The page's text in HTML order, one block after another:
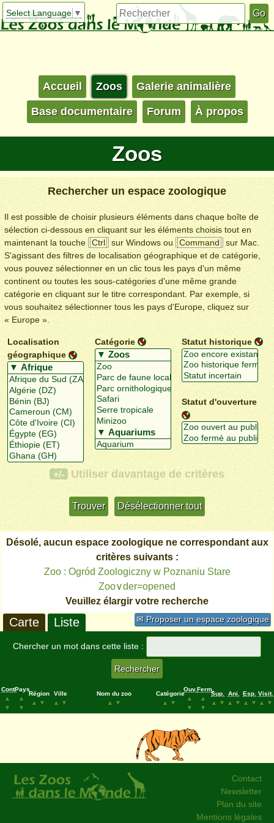
Select Language ▼
Accueil Zoos Galerie animalière
Base documentaire Forum À propos
Zoos
Rechercher un espace zoologique
Il est possible de choisir plusieurs éléments dans chaque boîte de
sélection ci-dessous en cliquant sur les éléments choisis tout en
maintenant la touche
Ctrl sur Windows ou Command
sur Mac.
S'agissant des filtres de localisation géographique et de catégorie,
vous pouvez sélectionner en un clic tous les pays d'un même
continent ou toutes les sous-catégories d'une même grande
catégorie en cliquant sur le titre correspondant. Par exemple, si
vous souhaitez sélectionner tous les pays d'Europe, cliquez sur
« Europe ».
Localisation
géographique
Catégorie Statut historique
Statut d'ouverture
+/- Utiliser davantage de critères
Désolé, aucun espace zoologique ne correspondant aux
critères suivants :
Zoo : Ogród Zoologiczny w Poznaniu Stare
Zoo∨der=opened
Veuillez élargir votre recherche
✉ Proposer un espace zoologique
Carte Liste
Chercher un mot dans cette liste :
Cont.
▲
▼
Pays
▲
▼
Région
▲
▼
Ville
▲
▼
Nom du zoo
▲
▼
Catégorie
▲
▼
Ouv.
▲
▼
Ferm.
▲
▼
Sup.
▲
▼
Ani.
▲
▼
Esp.
▲
▼
Visit.
▲
▼
Contact
Newsletter
Plan du site
Mentions légales